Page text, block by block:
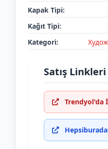
Kapak Tipi:
Kağıt Tipi:
Kategori:
Satış Linkleri
Trendyol'da